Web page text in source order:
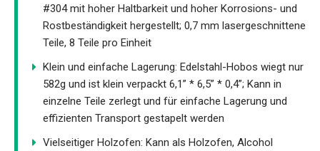
#304 mit hoher Haltbarkeit und hoher Korrosions- und
Rostbeständigkeit hergestellt; 0,7 mm lasergeschnittene
Teile, 8 Teile pro Einheit
Klein und einfache Lagerung: Edelstahl-Hobos wiegt nur
582g und ist klein verpackt 6,1” * 6,5” * 0,4”; Kann in
einzelne Teile zerlegt und für einfache Lagerung und
effizienten Transport gestapelt werden
Vielseitiger Holzofen: Kann als Holzofen, Alcohol